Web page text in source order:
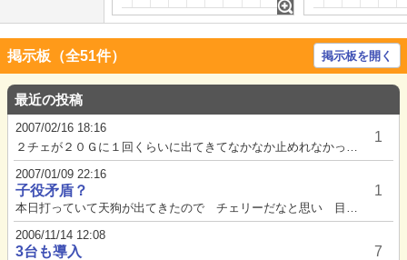
掲示板（全51件） 掲示板を開く
最近の投稿
2007/02/16 18:16
1
2007/01/09 22:16
子役矛盾？ 1
2006/11/14 12:08
3台も導入 7